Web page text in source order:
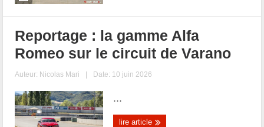
Reportage : la gamme Alfa
Romeo sur le circuit de Varano
Auteur: Nicolas Mari | Date: 10 juin 2026
...
lire article